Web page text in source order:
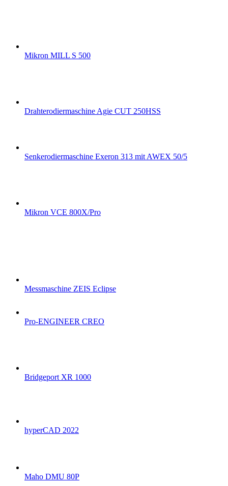
Mikron MILL S 500
Drahterodiermaschine Agie CUT 250HSS
Senkerodiermaschine Exeron 313 mit AWEX 50/5
Mikron VCE 800X/Pro
Messmaschine ZEIS Eclipse
Pro-ENGINEER CREO
Bridgeport XR 1000
hyperCAD 2022
Maho DMU 80P